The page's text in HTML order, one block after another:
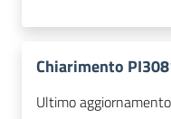
Chiarimento
Ultimo